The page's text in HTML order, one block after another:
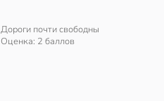
Дороги почти свободны
Оценка: 2 баллов